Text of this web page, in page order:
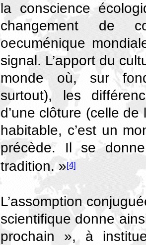
la conscience
changement de
oecuménique
signal. L’apport du
monde où, sur
surtout), les
d’une clôture (celle
habitable, c’est un
précède. Il se
tradition. »[4]
L’assomption
scientifique donne
prochain », à